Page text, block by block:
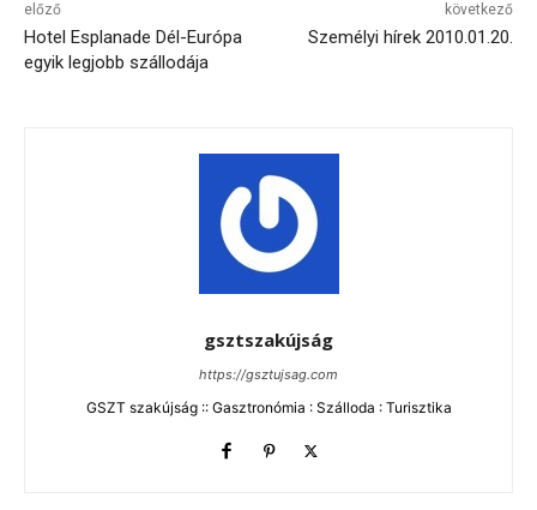
előző
Hotel Esplanade Dél-Európa
egyik legjobb szállodája
következő
Személyi hírek 2010.01.20.
gsztszakújság
https://gsztujsag.com
GSZT szakújság :: Gasztronómia : Szálloda : Turisztika